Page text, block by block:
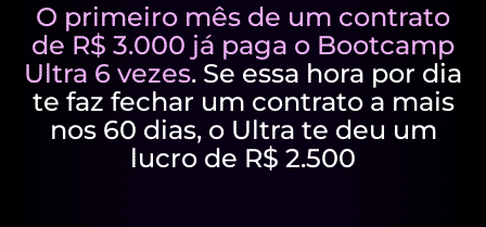
O primeiro mês de um contrato
de R$ 3.000 já paga o Bootcamp
Ultra 6 vezes. Se essa hora por dia
te faz fechar um contrato a mais
nos 60 dias, o Ultra te deu um
lucro de R$ 2.500